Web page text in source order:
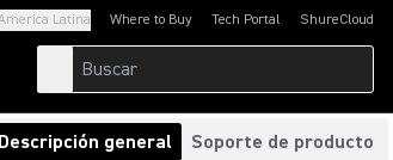
Latina Where to Buy Tech Portal
(Opens in a new tab)ShureCloud
(Opens in a new
Descripción general Soporte de producto